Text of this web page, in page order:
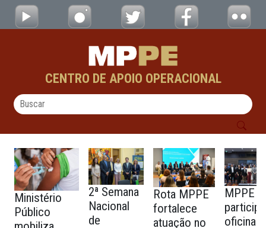
Pular para o Conteúdo principal
testes - CAOs
CENTRO DE APOIO OPERACIONAL
Ministério
Público
2ª Semana
Nacional
de
Rota MPPE
fortalece
atuação no
MPPE
oficina